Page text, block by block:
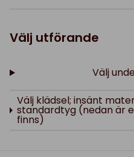
Välj utförande
Välj
Välj klädsel; insänt
standardtyg (nedan är
finns)